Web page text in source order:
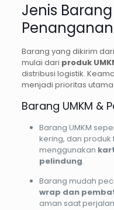
Jenis
Barang yang dikirim
mulai dari produk
distribusi logistik.
menjadi prioritas utama.
Barang UMKM &
Barang UMKM
kering, dan
menggunakan
pelindung.
Barang mudah
wrap dan
aman saat